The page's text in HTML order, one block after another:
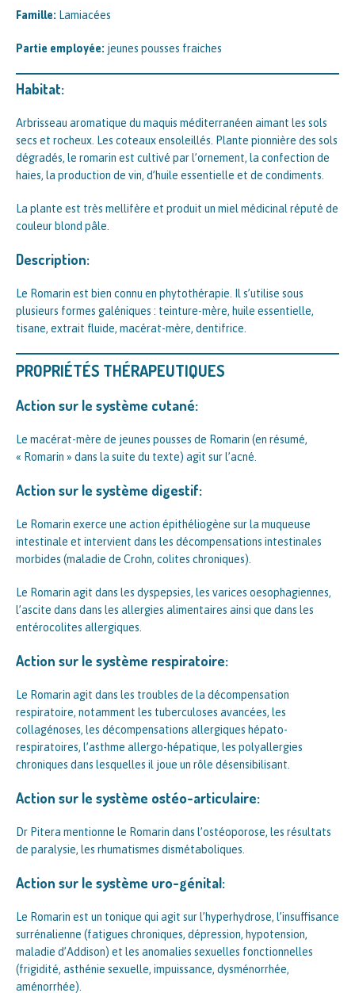
Famille: Lamiacées
Partie employée: jeunes pousses fraiches
Habitat:
Arbrisseau aromatique du maquis méditerranéen aimant les sols
secs et rocheux. Les coteaux ensoleillés. Plante pionnière des sols
dégradés, le romarin est cultivé par l’ornement, la confection de
haies, la production de vin, d’huile essentielle et de condiments.
La plante est très mellifère et produit un miel médicinal réputé de
couleur blond pâle.
Description:
Le Romarin est bien connu en phytothérapie. Il s’utilise sous
plusieurs formes galéniques : teinture-mère, huile essentielle,
tisane, extrait fluide, macérat-mère, dentifrice.
PROPRIÉTÉS THÉRAPEUTIQUES
Action sur le système cutané:
Le macérat-mère de jeunes pousses de Romarin (en résumé,
« Romarin » dans la suite du texte) agit sur l’acné.
Action sur le système digestif:
Le Romarin exerce une action épithéliogène sur la muqueuse
intestinale et intervient dans les décompensations intestinales
morbides (maladie de Crohn, colites chroniques).
Le Romarin agit dans les dyspepsies, les varices oesophagiennes,
l’ascite dans dans les allergies alimentaires ainsi que dans les
entérocolites allergiques.
Action sur le système respiratoire:
Le Romarin agit dans les troubles de la décompensation
respiratoire, notamment les tuberculoses avancées, les
collagénoses, les décompensations allergiques hépato-
respiratoires, l’asthme allergo-hépatique, les polyallergies
chroniques dans lesquelles il joue un rôle désensibilisant.
Action sur le système ostéo-articulaire:
Dr Pitera mentionne le Romarin dans l’ostéoporose, les résultats
de paralysie, les rhumatismes dismétaboliques.
Action sur le système uro-génital:
Le Romarin est un tonique qui agit sur l’hyperhydrose, l’insuffisance
surrénalienne (fatigues chroniques, dépression, hypotension,
maladie d’Addison) et les anomalies sexuelles fonctionnelles
(frigidité, asthénie sexuelle, impuissance, dysménorrhée,
aménorrhée).